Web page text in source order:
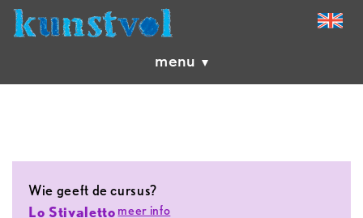
menu
Wie geeft de cursus?
Lo Stivaletto meer info